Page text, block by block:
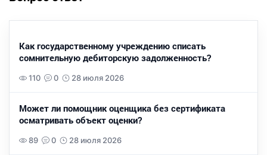
Как государственному учреждению списать
сомнительную дебиторскую задолженность?
110 0 28 июля 2026
Может ли помощник оценщика без сертификата
осматривать объект оценки?
89 0 28 июля 2026